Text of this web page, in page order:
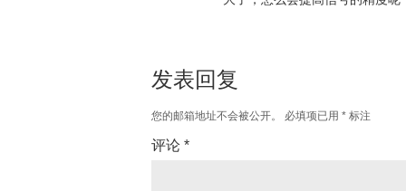
发表回复
您的邮箱地址不会被公开。 必填项已用 * 标注
评论 *